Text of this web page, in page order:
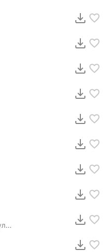
Жаңабай Өтегенов & Гүлнұр Нұрасылова